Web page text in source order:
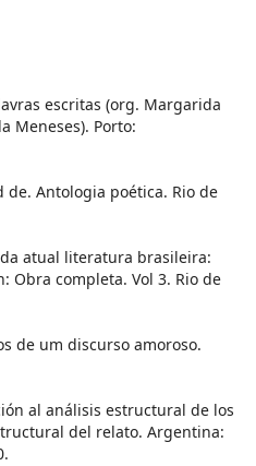
escritas (org. Margarida
Meneses). Porto:
de. Antologia poética. Rio de
da atual literatura brasileira:
Obra completa. Vol 3. Rio de
de um discurso amoroso.
al análisis estructural de los
del relato. Argentina: